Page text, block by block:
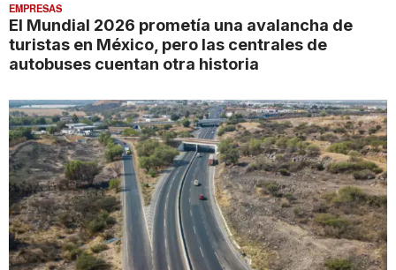
EMPRESAS
El Mundial 2026 prometía una avalancha de
turistas en México, pero las centrales de
autobuses cuentan otra historia